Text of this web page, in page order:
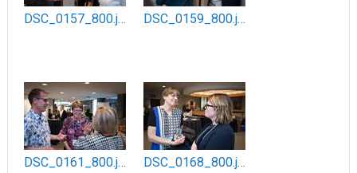
DSC_0157_800.jpg DSC_0159_800.jpg
DSC_0161_800.jpg DSC_0168_800.jpg